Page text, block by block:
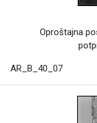
Oproštajna
AR_B_40_07